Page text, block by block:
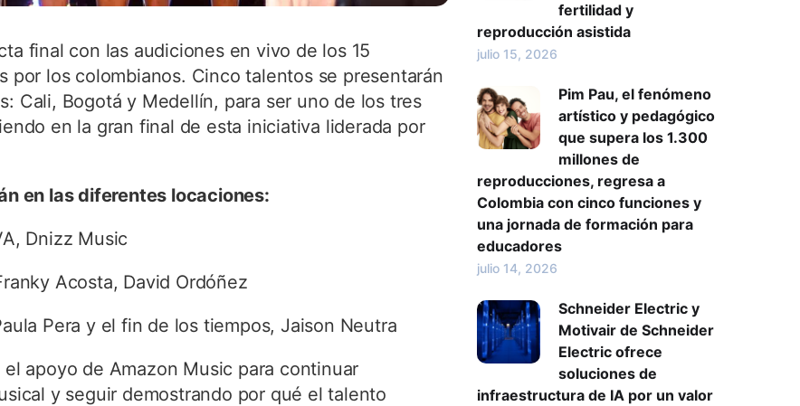
final con las audiciones en vivo de los 15
por los colombianos. Cinco talentos se presentarán
Cali, Bogotá y Medellín, para ser uno de los tres
en la gran final de esta iniciativa liderada por
en las diferentes locaciones:
Dnizz Music
Acosta, David Ordóñez
Pera y el fin de los tiempos, Jaison Neutra
apoyo de Amazon Music para continuar
y seguir demostrando por qué el talento
fertilidad y
reproducción asistida
julio 15, 2026
Pim Pau, el fenómeno
artístico y pedagógico
que supera los 1.300
millones de
reproducciones, regresa a
Colombia con cinco funciones y
una jornada de formación para
educadores
julio 14, 2026
Schneider Electric y
Motivair de Schneider
Electric ofrece
soluciones de
infraestructura de IA por un valor